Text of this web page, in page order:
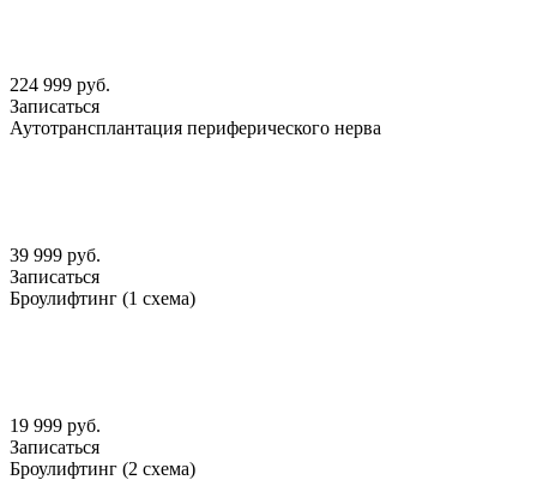
224 999 руб.
Записаться
Аутотрансплантация периферического нерва
39 999 руб.
Записаться
Броулифтинг (1 схема)
19 999 руб.
Записаться
Броулифтинг (2 схема)